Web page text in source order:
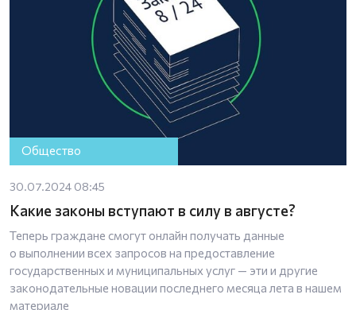
Общество
30.07.2024 08:45
Какие законы вступают в силу в августе?
Теперь граждане смогут онлайн получать данные
о выполнении всех запросов на предоставление
государственных и муниципальных услуг — эти и другие
законодательные новации последнего месяца лета в нашем
материале